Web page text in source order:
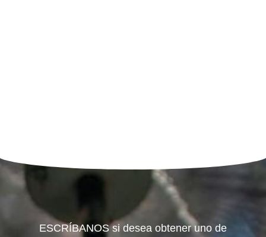
ESCRÍBANOS si desea obtener uno de